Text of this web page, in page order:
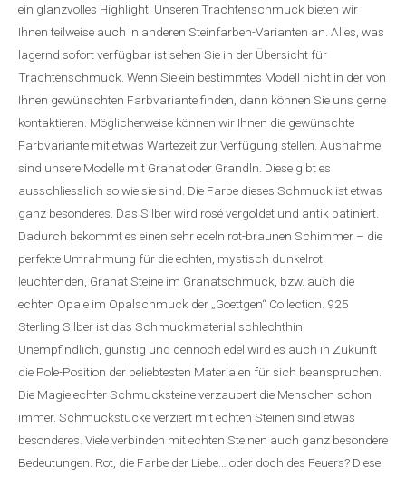
ein glanzvolles Highlight. Unseren Trachtenschmuck bieten wir
Ihnen teilweise auch in anderen Steinfarben-Varianten an. Alles, was
lagernd sofort verfügbar ist sehen Sie in der Übersicht für
Trachtenschmuck. Wenn Sie ein bestimmtes Modell nicht in der von
Ihnen gewünschten Farbvariante finden, dann können Sie uns gerne
kontaktieren. Möglicherweise können wir Ihnen die gewünschte
Farbvariante mit etwas Wartezeit zur Verfügung stellen. Ausnahme
sind unsere Modelle mit Granat oder Grandln. Diese gibt es
ausschliesslich so wie sie sind. Die Farbe dieses Schmuck ist etwas
ganz besonderes. Das Silber wird rosé vergoldet und antik patiniert.
Dadurch bekommt es einen sehr edeln rot-braunen Schimmer – die
perfekte Umrahmung für die echten, mystisch dunkelrot
leuchtenden, Granat Steine im Granatschmuck, bzw. auch die
echten Opale im Opalschmuck der „Goettgen“ Collection. 925
Sterling Silber ist das Schmuckmaterial schlechthin.
Unempfindlich, günstig und dennoch edel wird es auch in Zukunft
die Pole-Position der beliebtesten Materialen für sich beanspruchen.
Die Magie echter Schmucksteine verzaubert die Menschen schon
immer. Schmuckstücke verziert mit echten Steinen sind etwas
besonderes. Viele verbinden mit echten Steinen auch ganz besondere
Bedeutungen. Rot, die Farbe der Liebe… oder doch des Feuers? Diese